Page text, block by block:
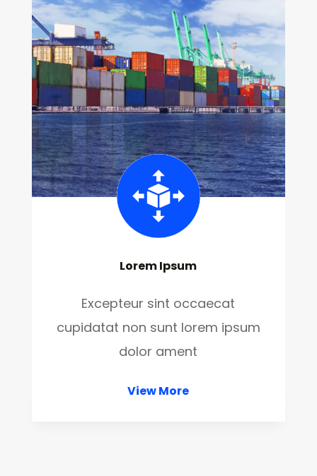
Lorem Ipsum
Excepteur sint occaecat
cupidatat non sunt lorem ipsum
dolor ament
View More